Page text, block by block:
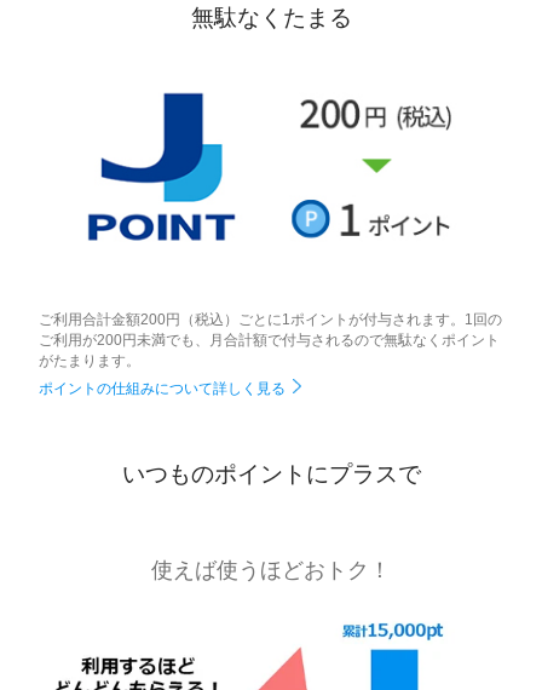
無駄なくたまる
ご利用合計金額200円（税込）ごとに1ポイントが付与されます。1回の
ご利用が200円未満でも、月合計額で付与されるので無駄なくポイント
がたまります。
ポイントの仕組みについて詳しく見る
いつものポイントにプラスで
使えば使うほどおトク！